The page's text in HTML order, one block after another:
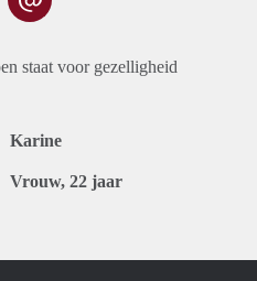
staat voor gezelligheid
Karine
Vrouw, 22 jaar